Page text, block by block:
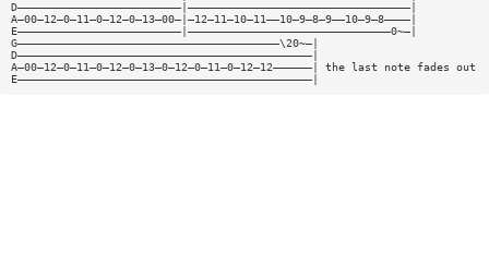
D—————————————————————————|——————————————————————————————————|
A—00—12—0—11—0—12—0—13—00—|—12—11—10—11——10—9—8—9——10—9—8————|
E—————————————————————————|———————————————————————————————0~—|
G————————————————————————————————————————\20~—|
D—————————————————————————————————————————————|
A—00—12—0—11—0—12—0—13—0—12—0—11—0—12—12——————| the last note fades out
E—————————————————————————————————————————————|